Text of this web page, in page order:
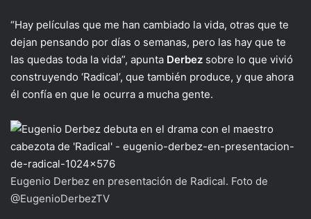
“Hay películas que me han cambiado la vida, otras que te
dejan pensando por días o semanas, pero las hay que te
las quedas toda la vida”, apunta Derbez sobre lo que vivió
construyendo ‘Radical’, que también produce, y que ahora
él confía en que le ocurra a mucha gente.
Eugenio Derbez en presentación de Radical. Foto de
@EugenioDerbezTV